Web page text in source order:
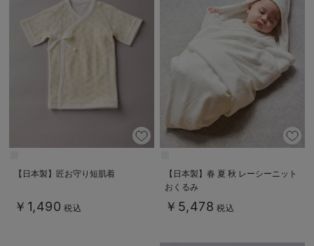
【日本製】匠お守り短肌着
￥1,490 税込
【日本製】春 夏 秋 レーシーニット
おくるみ
￥5,478 税込